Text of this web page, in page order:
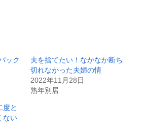
ック
夫を捨てたい！なかなか断ち
切れなかった夫婦の情
2022年11月28日
熟年別居
度と
ない